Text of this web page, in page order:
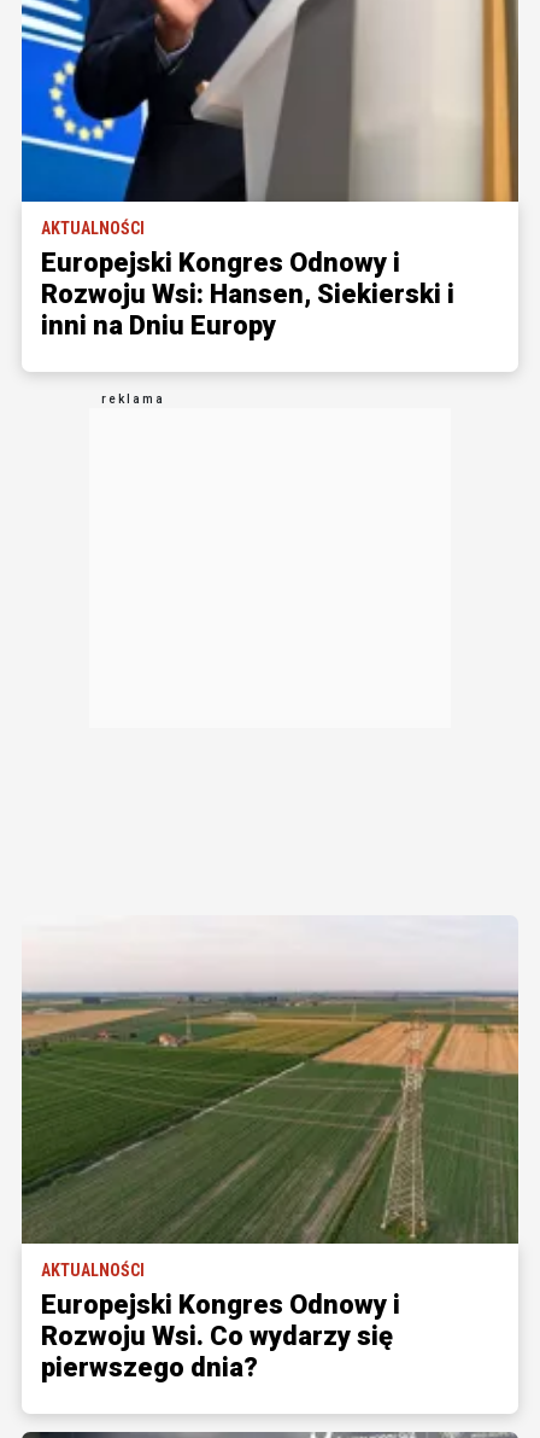
AKTUALNOŚCI
Europejski Kongres Odnowy i
Rozwoju Wsi: Hansen, Siekierski i
inni na Dniu Europy
AKTUALNOŚCI
Europejski Kongres Odnowy i
Rozwoju Wsi. Co wydarzy się
pierwszego dnia?